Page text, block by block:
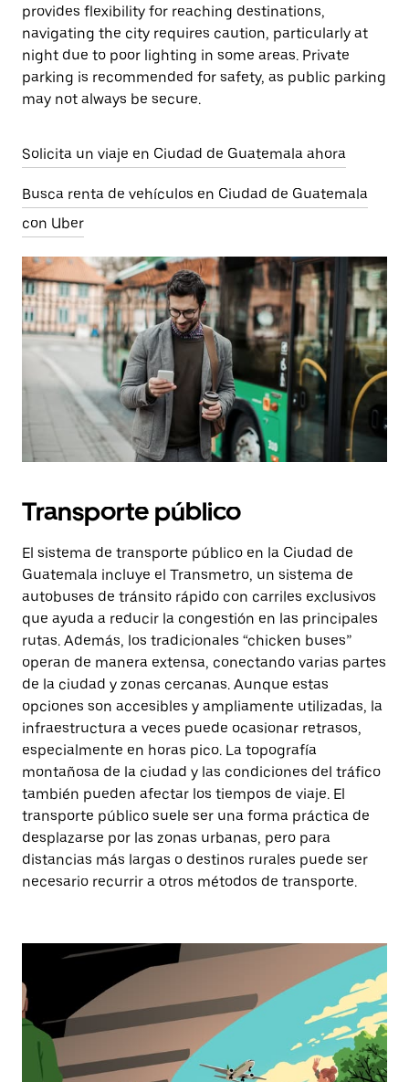
provides flexibility for reaching destinations,
navigating the city requires caution, particularly at
night due to poor lighting in some areas. Private
parking is recommended for safety, as public parking
may not always be secure.
Solicita un viaje en Ciudad de Guatemala ahora
Busca renta de vehículos en Ciudad de Guatemala
con Uber
Transporte público
El sistema de transporte público en la Ciudad de
Guatemala incluye el Transmetro, un sistema de
autobuses de tránsito rápido con carriles exclusivos
que ayuda a reducir la congestión en las principales
rutas. Además, los tradicionales “chicken buses”
operan de manera extensa, conectando varias partes
de la ciudad y zonas cercanas. Aunque estas
opciones son accesibles y ampliamente utilizadas, la
infraestructura a veces puede ocasionar retrasos,
especialmente en horas pico. La topografía
montañosa de la ciudad y las condiciones del tráfico
también pueden afectar los tiempos de viaje. El
transporte público suele ser una forma práctica de
desplazarse por las zonas urbanas, pero para
distancias más largas o destinos rurales puede ser
necesario recurrir a otros métodos de transporte.